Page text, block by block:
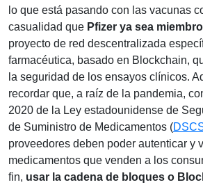
lo que está pasando con las vacunas
casualidad que Pfizer ya sea
proyecto de red descentralizada
farmacéutica, basado en Blockchain,
la seguridad de los ensayos clínicos.
recordar que, a raíz de la pandemia,
2020 de la Ley estadounidense de
de Suministro de Medicamentos (
proveedores deben poder autenticar y
medicamentos que venden a los
fin, usar la cadena de bloques o